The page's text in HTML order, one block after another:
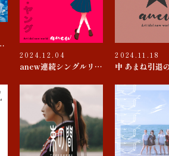
しました
2024.12.04
anew連続シングルリリース 第４弾『思春期 / 童貞ソー・ヤング』
2024.11.18